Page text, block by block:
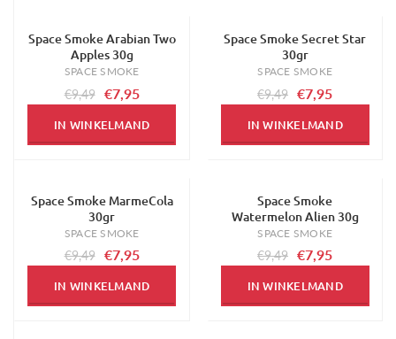
-16%
Space Smoke Arabian Two
Apples 30g
SPACE SMOKE
€9,49 €7,95
IN WINKELMAND
-16%
Space Smoke Secret Star
30gr
SPACE SMOKE
€9,49 €7,95
IN WINKELMAND
-16%
Space Smoke MarmeCola
30gr
SPACE SMOKE
€9,49 €7,95
IN WINKELMAND
Space Smoke
Watermelon Alien 30g
SPACE SMOKE
€9,49 €7,95
IN WINKELMAND